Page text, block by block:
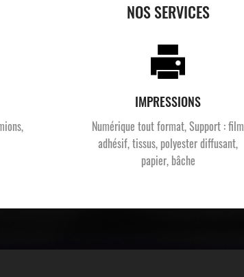
NOS SERVICES
IMPRESSIONS
Numérique tout format, Support : film
adhésif, tissus, polyester diffusant,
papier, bâche